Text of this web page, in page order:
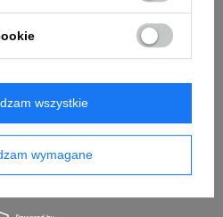
o dostępności
przesyłania newsletterów lub innych
dostępności tego produktu.
14 dni od zakupu bez podania
Consumer Bank
wymagane
wszystkie